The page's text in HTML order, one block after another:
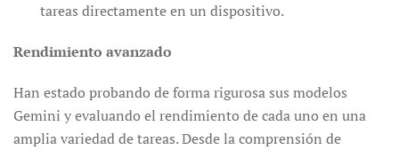
tareas directamente en un dispositivo.
Rendimiento avanzado
Han estado probando de forma rigurosa sus modelos
Gemini y evaluando el rendimiento de cada uno en una
amplia variedad de tareas. Desde la comprensión de